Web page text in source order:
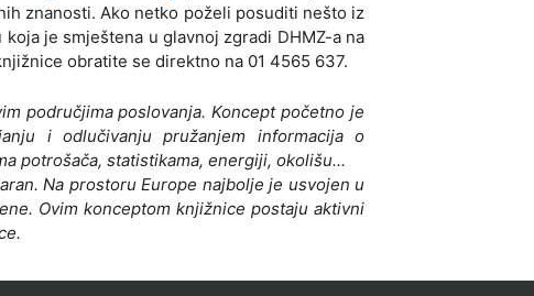
znanosti. Ako netko poželi posuditi nešto iz
je smještena u glavnoj zgradi DHMZ-a na
obratite se direktno na 01 4565 637.
područjima poslovanja. Koncept početno je
i odlučivanju pružanjem informacija o
potrošača, statistikama, energiji, okolišu...
Na prostoru Europe najbolje je usvojen u
Ovim konceptom knjižnice postaju aktivni